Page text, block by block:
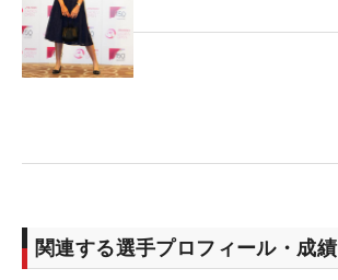
関連する選手プロフィール・成績